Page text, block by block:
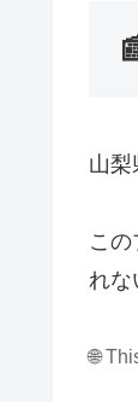
山梨
こ
れな
🌐